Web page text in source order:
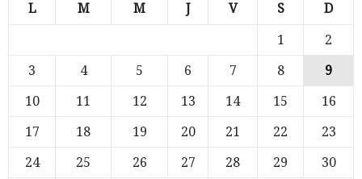
L M M J V S D
1
2
3
4 5 6 7 8
9
10
11 12 13 14 15
16
17
18 19 20 21 22
23
24
25 26 27 28 29
30